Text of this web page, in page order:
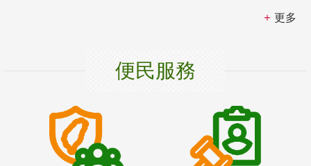
更多
便民服務